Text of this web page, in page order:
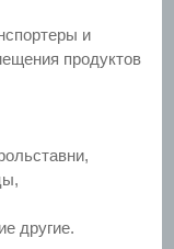
и
продуктов
другие.